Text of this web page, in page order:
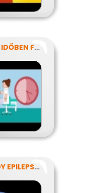
GYÓGYÍTANI? IDŐBEN FELISMERNI!
ÍGY SEGÍTS EGY EPILEPSZIÁSNAK